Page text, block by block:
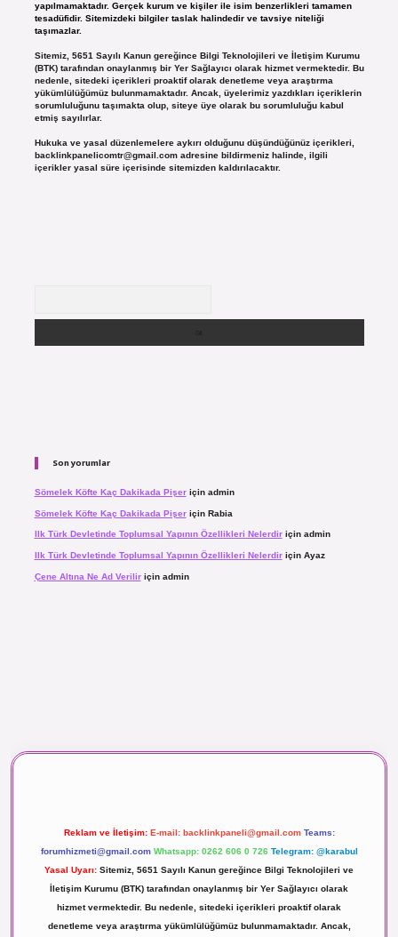
yapılmamaktadır. Gerçek kurum ve kişiler ile isim benzerlikleri tamamen
tesadüfidir. Sitemizdeki bilgiler taslak halindedir ve tavsiye niteliği
taşımazlar.
Sitemiz, 5651 Sayılı Kanun gereğince Bilgi Teknolojileri ve İletişim Kurumu
(BTK) tarafından onaylanmış bir Yer Sağlayıcı olarak hizmet vermektedir. Bu
nedenle, sitedeki içerikleri proaktif olarak denetleme veya araştırma
yükümlülüğümüz bulunmamaktadır. Ancak, üyelerimiz yazdıkları içeriklerin
sorumluluğunu taşımakta olup, siteye üye olarak bu sorumluluğu kabul
etmiş sayılırlar.
Hukuka ve yasal düzenlemelere aykırı olduğunu düşündüğünüz içerikleri,
backlinkpanelicomtr@gmail.comadresine bildirmeniz halinde, ilgili
içerikler yasal süre içerisinde sitemizden kaldırılacaktır.
Son yorumlar
Sömelek Köfte Kaç Dakikada Pişeriçin admin
Sömelek Köfte Kaç Dakikada Pişeriçin Rabia
Ilk Türk Devletinde Toplumsal Yapının Özellikleri Nelerdiriçin admin
Ilk Türk Devletinde Toplumsal Yapının Özellikleri Nelerdiriçin Ayaz
Çene Altına Ne Ad Veriliriçin admin
Reklam ve İletişim: E-mail: backlinkpaneli@gmail.com Teams:
forumhizmeti@gmail.com Whatsapp: 0262 606 0 726 Telegram: @karabul
Yasal Uyarı: Sitemiz, 5651 Sayılı Kanun gereğince Bilgi Teknolojileri ve
İletişim Kurumu (BTK) tarafından onaylanmış bir Yer Sağlayıcı olarak
hizmet vermektedir. Bu nedenle, sitedeki içerikleri proaktif olarak
denetleme veya araştırma yükümlülüğümüz bulunmamaktadır. Ancak,